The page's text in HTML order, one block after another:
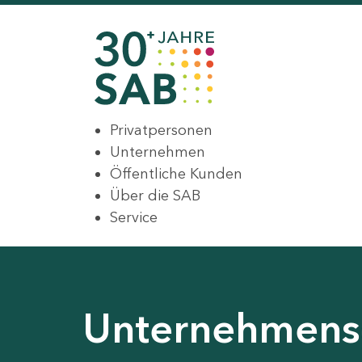
Privatpersonen
Unternehmen
Öffentliche Kunden
Über die SAB
Service